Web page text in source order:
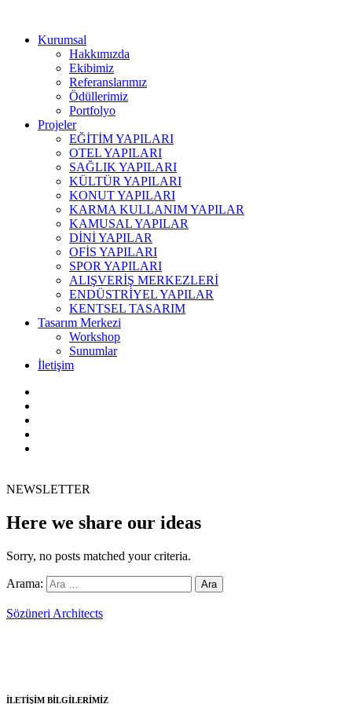
Kurumsal
Hakkımızda
Ekibimiz
Referanslarımız
Ödüllerimiz
Portfolyo
Projeler
EĞİTİM YAPILARI
OTEL YAPILARI
SAĞLIK YAPILARI
KÜLTÜR YAPILARI
KONUT YAPILARI
KARMA KULLANIM YAPILAR
KAMUSAL YAPILAR
DİNİ YAPILAR
OFİS YAPILARI
SPOR YAPILARI
ALIŞVERİŞ MERKEZLERİ
ENDÜSTRİYEL YAPILAR
KENTSEL TASARIM
Tasarım Merkezi
Workshop
Sunumlar
İletişim
NEWSLETTER
Here we share our ideas
Sorry, no posts matched your criteria.
Arama:
Sözüneri Architects
İLETİŞİM BİLGİLERİMİZ